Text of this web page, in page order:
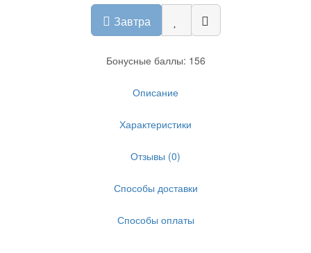
Завтра
Бонусные баллы: 156
Описание
Характеристики
Отзывы (0)
Способы доставки
Способы оплаты